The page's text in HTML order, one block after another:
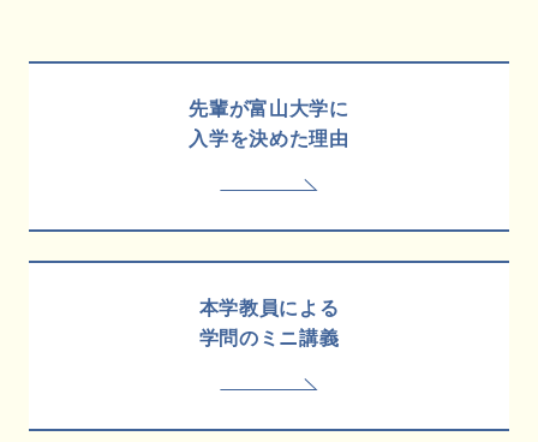
先輩が富山大学に
入学を決めた理由
本学教員による
学問のミニ講義